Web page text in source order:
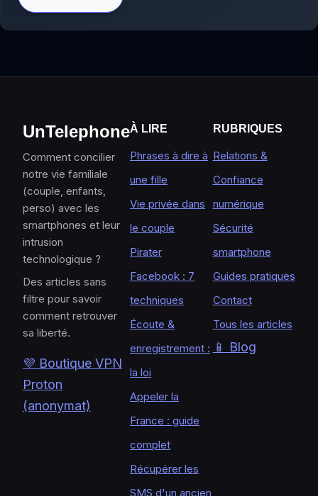
UnTelephone
Comment concilier
notre vie familiale
(couple, enfants,
perso) avec les
smartphones et leur
intrusion
technologique ?
Des articles sans
filtre pour savoir
comment retrouver
sa liberté.
💜 Boutique VPN
Proton
(anonymat)
À LIRE
Phrases à dire à
une fille
Vie privée dans
le couple
Pirater
Facebook : 7
techniques
Écoute &
enregistrement :
la loi
Appeler la
France : guide
complet
Récupérer les
SMS d'un ancien
RUBRIQUES
Relations &
Confiance
numérique
Sécurité
smartphone
Guides pratiques
Contact
Tous les articles
📱 Blog